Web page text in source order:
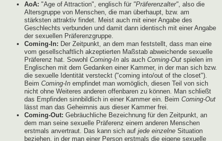
AoA: "Age of Attraction", englisch für "Präferenzalter", also die
Altersgruppe von Menschen, die man überhaupt, bzw. am
stärksten attraktiv findet. Meist auch mit einer Angabe des
Geschlechts verbunden und damit dann identisch mit einer Angabe
der sexuellen Präferenzgruppe.
Coming-In: Der Zeitpunkt, an dem man feststellt, dass man eine
vom gesellschaftlich akzeptierten Maßstab abweichende sexuelle
Präferenz hat. Sowohl Coming-In als auch Coming-Out spielen im
Englischen mit dem Gedanken einer Kammer, in der man sich bzw.
die sexuelle Identität versteckt ("coming into/out of the closet").
Beim Coming-In empfindet man womöglich, diesen Teil von sich
nicht ohne Weiteres anderen offenbaren zu können. Man schließt
das Empfinden sinnbildlich in einer Kammer ein. Beim Coming-Out
lässt man das Geheimnis aus dieser Kammer frei.
Coming-Out: Gebräuchliche Bezeichnung für den Zeitpunkt, an
dem man seine sexuelle Präferenz einem anderen Menschen
erstmals anvertraut. Das kann sich auf jede einzelne Situation
beziehen, in der man einer Person erstmals die eigene sexuelle